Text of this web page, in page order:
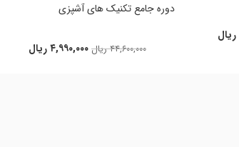
ریال
دوره جامع تکنیک های آشپزی
۴۴,۶۰۰,۰۰۰ ریال ۴,۹۹۰,۰۰۰ریال